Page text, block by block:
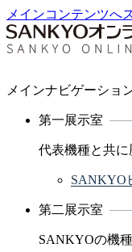
メインコンテンツへ
メインナビゲーショ
第一展示室
代表機種と共に
SANKYO
第二展示室
SANKYOの機